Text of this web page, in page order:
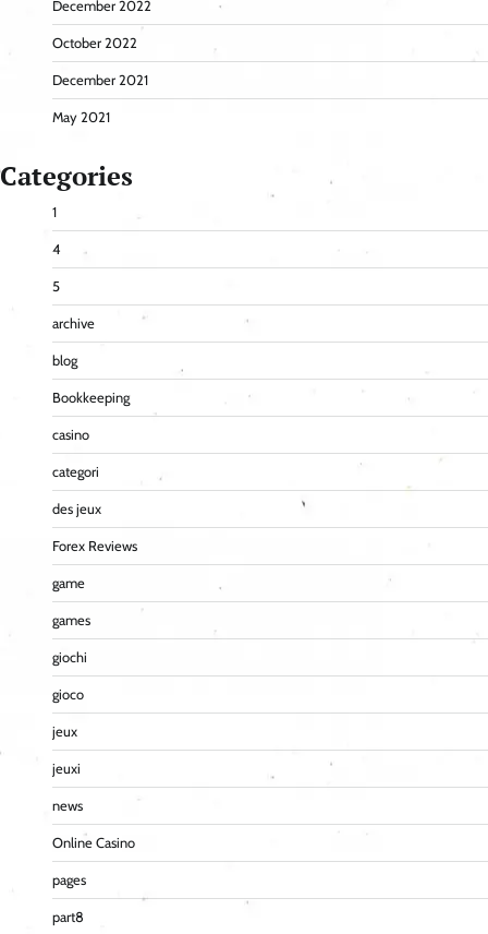
December 2022
October 2022
December 2021
May 2021
Categories
1
4
5
archive
blog
Bookkeeping
casino
categori
des jeux
Forex Reviews
game
games
giochi
gioco
jeux
jeuxi
news
Online Casino
pages
part8